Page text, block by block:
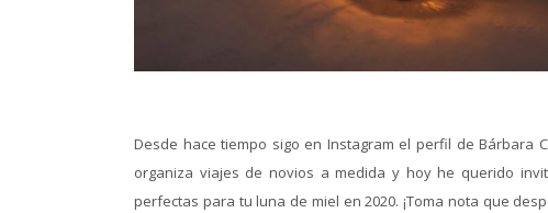
Desde hace tiempo sigo en Instagram el perfil de Bárbara
organiza viajes de novios a medida y hoy he querido
perfectas para tu luna de miel en 2020. ¡Toma nota que